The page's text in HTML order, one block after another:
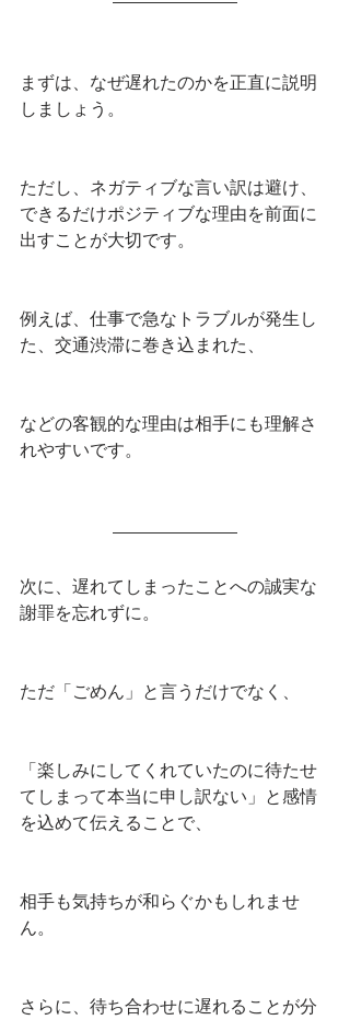
まずは、なぜ遅れたのかを正直に説明
しましょう。
ただし、ネガティブな言い訳は避け、
できるだけポジティブな理由を前面に
出すことが大切です。
例えば、仕事で急なトラブルが発生し
た、交通渋滞に巻き込まれた、
などの客観的な理由は相手にも理解さ
れやすいです。
次に、遅れてしまったことへの誠実な
謝罪を忘れずに。
ただ「ごめん」と言うだけでなく、
「楽しみにしてくれていたのに待たせ
てしまって本当に申し訳ない」と感情
を込めて伝えることで、
相手も気持ちが和らぐかもしれませ
ん。
さらに、待ち合わせに遅れることが分